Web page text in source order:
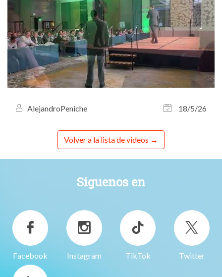
AlejandroPeniche 18/5/26
Volver a la lista de videos
Siguenos en
Facebook Instagram TikTok Twitter